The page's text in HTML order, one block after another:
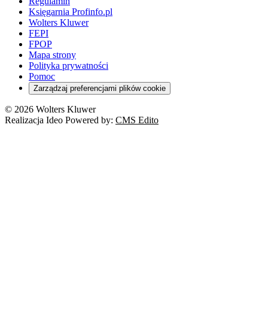
Księgarnia Profinfo.pl
Wolters Kluwer
FEPI
FPOP
Mapa strony
Polityka prywatności
Pomoc
Zarządzaj preferencjami plików cookie
© 2026 Wolters Kluwer
Realizacja Ideo Powered by: CMS Edito